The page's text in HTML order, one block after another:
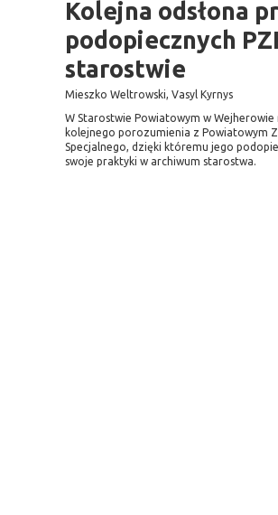
Kolejna odsłona
podopiecznych
starostwie
Mieszko Weltrowski, Vasyl Kyrnys
W Starostwie Powiatowym w Wejherowie
kolejnego porozumienia z Powiatowym
Specjalnego, dzięki któremu jego
swoje praktyki w archiwum starostwa.